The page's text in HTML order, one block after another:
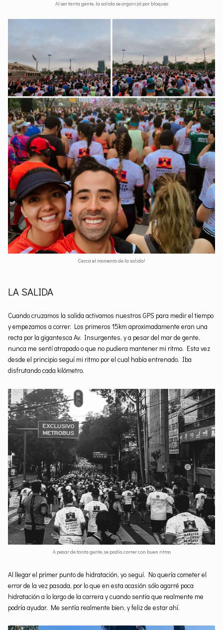
Al ser tanta gente, la salida se organizó por bloques
Cerca el momento de la salida!
LA SALIDA
Cuando cruzamos la salida activamos nuestros GPS para medir el tiempo
y empezamos a correr. Los primeros 15km aproximadamente eran una
recta por la gigantesca Av. Insurgentes, y a pesar del mar de gente,
nunca me sentí atrapado o que no pudiera mantener mi ritmo. Esta vez
desde el principio seguí mi ritmo por el cual había entrenado. Iba
disfrutando cada kilómetro.
A pesar de tanta gente, se podía correr con buen ritmo
Al llegar el primer punto de hidratación, yo seguí. No quería cometer el
error de la vez pasada, por lo que en esta ocasión sólo agarré poca
hidratación a lo largo de la carrera y cuando sentía que realmente me
podría ayudar. Me sentía realmente bien, y feliz de estar ahí.